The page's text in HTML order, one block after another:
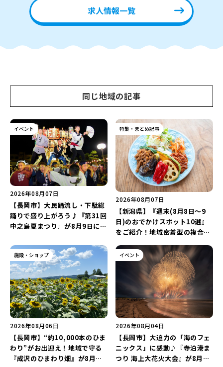
求人情報一覧
同じ地域の記事
イベント
2026年08月07日
【長岡市】大民踊流し・下駄総
踊りで盛り上がろう♪『第31回
中之島夏まつり』が8月9日に開
手”のシュート対決は必見♪
特集・まとめ記事
2026年08月07日
【新潟県】『週末(8月8日～9
日)のおでかけスポット10選』
をご紹介！地域密着型の複合施
ナ丸大新潟のサマーフェスタ
2026」がおすすめ♪
施設・ショップ
2026年08月06日
【長岡市】“約10,000本のひま
わり”がお出迎え！地域で守る
『成沢のひまわり畑』が8月中
イベント
2026年08月04日
【長岡市】大迫力の「海のフェ
ニックス」に感動♪『寺泊港ま
つり 海上大花火大会』が8月7